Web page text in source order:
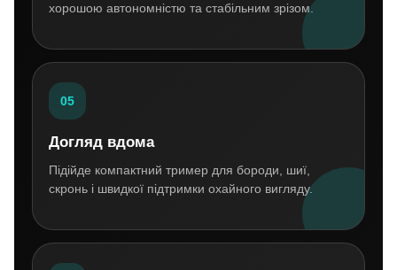
хорошою автономністю та стабільним зрізом.
05
Догляд вдома
Підійде компактний тример для бороди, шиї,
скронь і швидкої підтримки охайного вигляду.